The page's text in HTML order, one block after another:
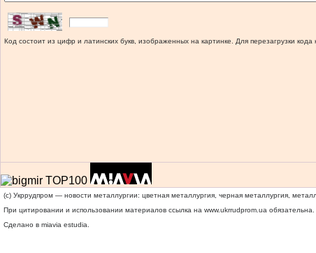
Код состоит из цифр и латинских букв, изображенных на картинке. Для перезагрузки кода
(c) Укррудпром — новости металлургии: цветная металлургия, черная металлургия,
При цитировании и использовании материалов ссылка на www.ukrrudprom.ua
Сделано в miavia estudia.